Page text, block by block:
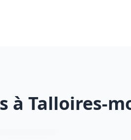
à Talloires-